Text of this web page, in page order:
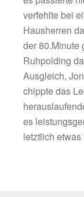
Xaver
der
auch an
Kurz vor
Lupfer
Kugel
bei der